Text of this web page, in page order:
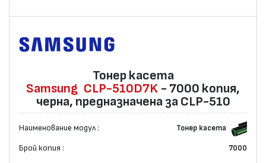
Тонер касета
Samsung CLP-510D7K - 7000 копия,
черна, предназначена за CLP-510
Наименование модул : Тонер касета
Брой копия : 7000